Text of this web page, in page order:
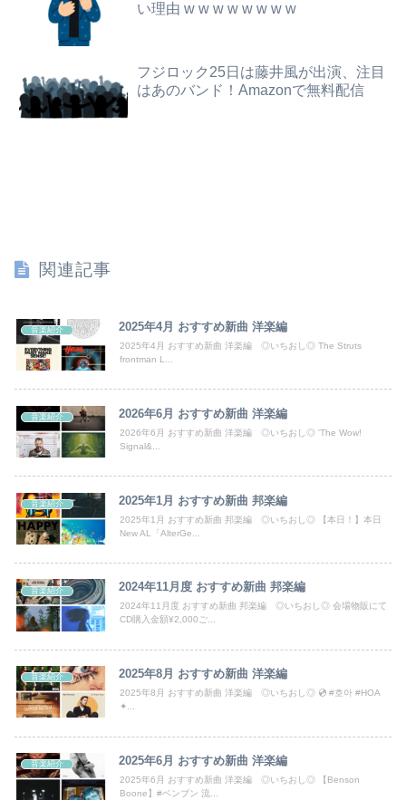
【速報】"見せブラ"女神、現る♡♡♡♡
【速報】とよたろう、連載再開を示唆
【画像】どのくノ一を快楽責めしたいｗｗｗｗｗ
【速報】日本共産党、沖縄県知事選で公職選挙法違反！！！ 110番通報されても辞全くめない件
【動画】高速道路をバックしていた車に後続車が追突して家族4人が死亡、3人重傷。
い理由 w w w w w w w w
フジロック25日は藤井風が出演、注目
はあのバンド！Amazonで無料配信
関連記事
音楽紹介 2025年4月 おすすめ新曲 洋楽編
2025年4月 おすすめ新曲 洋楽編 ◎いちおし◎ The Struts
frontman L...
音楽紹介 2026年6月 おすすめ新曲 洋楽編
2026年6月 おすすめ新曲 洋楽編 ◎いちおし◎ 'The Wow!
Signal&...
音楽紹介 2025年1月 おすすめ新曲 邦楽編
2025年1月 おすすめ新曲 邦楽編 ◎いちおし◎ 【本日！】本日
New AL「AlterGe...
音楽紹介 2024年11月度 おすすめ新曲 邦楽編
2024年11月度 おすすめ新曲 邦楽編 ◎いちおし◎ 会場物販にて
CD購入金額¥2,000ご...
音楽紹介 2025年8月 おすすめ新曲 洋楽編
2025年8月 おすすめ新曲 洋楽編 ◎いちおし◎ 💿 #호아 #HOA
✦...
音楽紹介 2025年6月 おすすめ新曲 洋楽編
2025年6月 おすすめ新曲 洋楽編 ◎いちおし◎ 【Benson
Boone】#ベンブン 流...